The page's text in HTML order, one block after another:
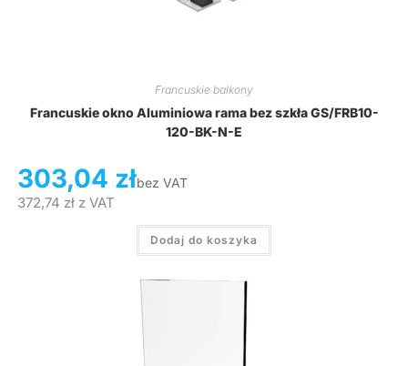
Francuskie balkony
Francuskie okno Aluminiowa rama bez szkła GS/FRB10-
120-BK-N-E
303,04 złbez VAT
372,74 złz VAT
Dodaj do koszyka